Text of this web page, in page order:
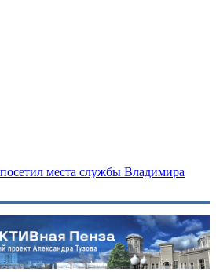
места службы Владимира